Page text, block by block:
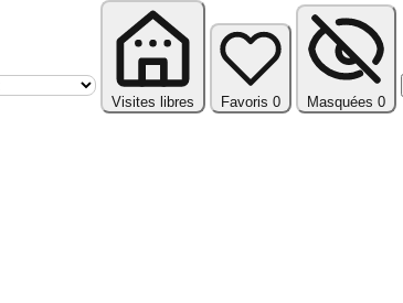
Visites libres Favoris 0 Masquées 0